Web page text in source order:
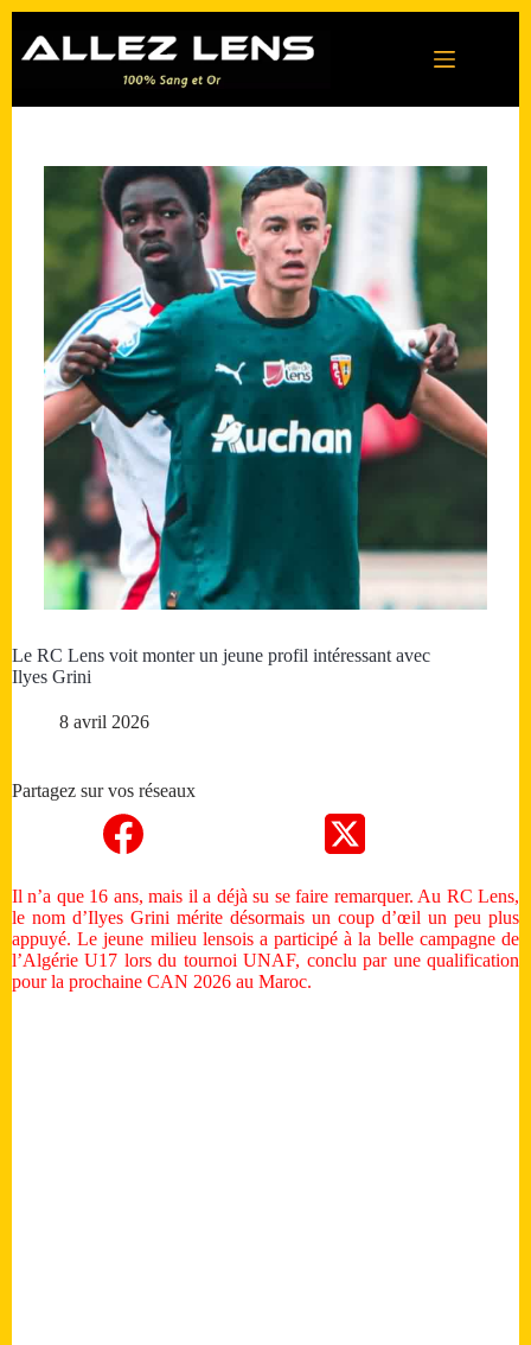
contenu
Le RC Lens voit monter un jeune profil intéressant avec
Ilyes Grini
8 avril 2026
Partagez sur vos réseaux
Il n’a que 16 ans, mais il a déjà su se faire remarquer. Au RC Lens,
le nom d’Ilyes Grini mérite désormais un coup d’œil un peu plus
appuyé. Le jeune milieu lensois a participé à la belle campagne de
l’Algérie U17 lors du tournoi UNAF, conclu par une qualification
pour la prochaine CAN 2026 au Maroc.